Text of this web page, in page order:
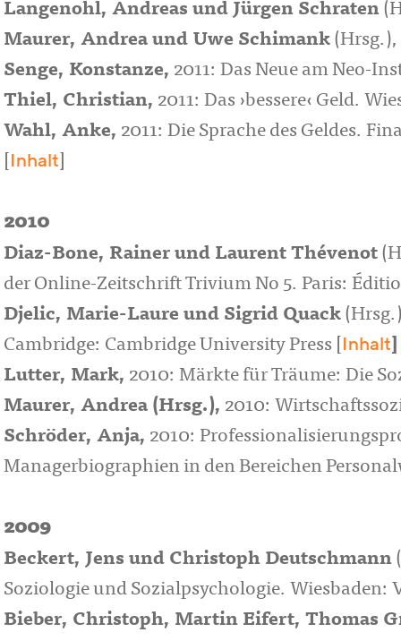
Langenohl, Andreas und Jürgen Schraten
Maurer, Andrea und Uwe Schimank (Hrsg.),
Senge, Konstanze, 2011: Das Neue am Neo-
Thiel, Christian, 2011: Das ›bessere‹ Geld.
Wahl, Anke, 2011: Die Sprache des Geldes.
Inhalt
2010
Diaz-Bone, Rainer und Laurent Thévenot
der Online-Zeitschrift Trivium No 5. Paris:
Djelic, Marie-Laure und Sigrid Quack
Cambridge: Cambridge University Press [ Inhalt
Lutter, Mark, 2010: Märkte für Träume: Die
Maurer, Andrea (Hrsg.), 2010:
Schröder, Anja, 2010:
Managerbiographien in den Bereichen
2009
Beckert, Jens und Christoph Deutschmann
Soziologie und Sozialpsychologie. Wiesbaden:
Bieber, Christoph, Martin Eifert, Thomas